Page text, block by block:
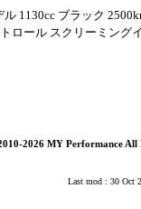
1130cc ブラック
ロール スクリーミン
2026 MY Performance All
Last mod : 30 Oct